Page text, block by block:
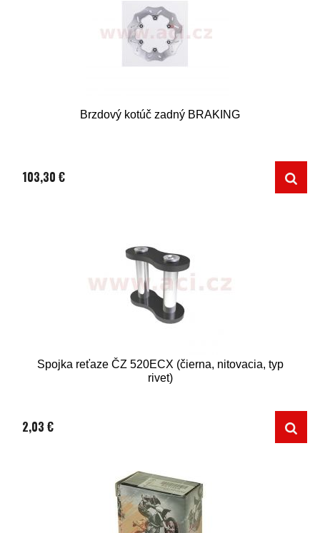
Brzdový kotúč zadný BRAKING
103,30 €
Spojka reťaze ČZ 520ECX (čierna, nitovacia, typ
rivet)
2,03 €